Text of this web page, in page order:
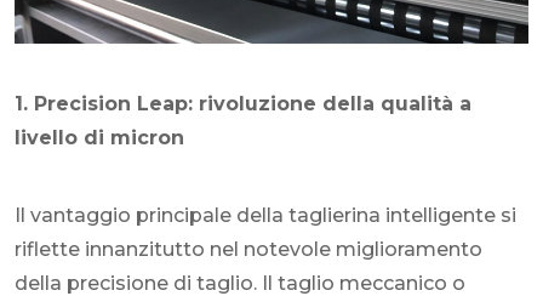
1. Precision Leap: rivoluzione della qualità a
livello di micron
Il vantaggio principale della taglierina intelligente si
riflette innanzitutto nel notevole miglioramento
della precisione di taglio. Il taglio meccanico o